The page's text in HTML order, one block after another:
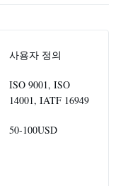
사용자 정의
ISO 9001, ISO
14001, IATF 16949
50-100USD